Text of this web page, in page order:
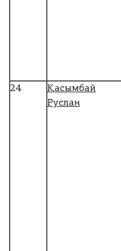
24
Қасымбай
Руслан